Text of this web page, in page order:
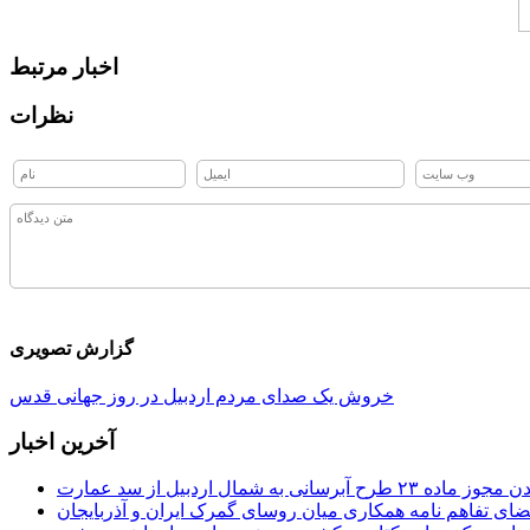
اخبار مرتبط
نظرات
گزارش تصویری
خروش یک صدای مردم اردبیل در روز جهانی قدس
آخرین اخبار
آبرسانی به شمال اردبیل از سد عمارت
تفاهم نامه همکاری میان روسای گمرک ایران و آذربایجان